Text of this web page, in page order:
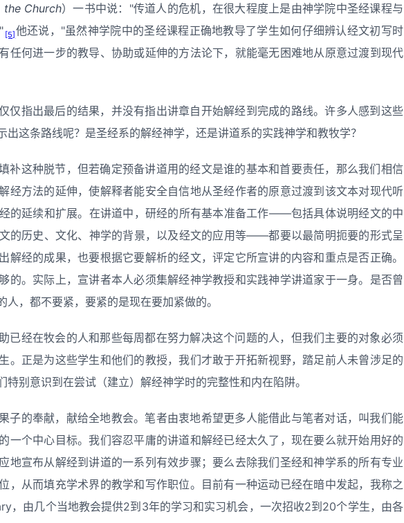
the Church）一书中说："传道人的危机，在很大程度上是由神学院中圣经课程与
[5] 他还说，"虽然神学院中的圣经课程正确地教导了学生如何仔细辨认经文初写时
任何进一步的教导、协助或延伸的方法论下，就能毫无困难地从原意过渡到现代
仅指出最后的结果，并没有指出讲章自开始解经到完成的路线。许多人感到这些
出这条路线呢？是圣经系的解经神学，还是讲道系的实践神学和教牧学？
补这种脱节，但若确定预备讲道用的经文是谁的基本和首要责任，那么我们相信
经方法的延伸，使解释者能安全自信地从圣经作者的原意过渡到该文本对现代听
的延续和扩展。在讲道中，研经的所有基本准备工作——包括具体说明经文的中
的历史、文化、神学的背景，以及经文的应用等——都要以最简明扼要的形式呈
解经的成果，也要根据它要解析的经文，评定它所宣讲的内容和重点是否正确。
的。实际上，宣讲者本人必须集解经神学教授和实践神学讲道家于一身。是否曾
，都不要紧，要紧的是现在要加紧做的。
已经在牧会的人和那些每周都在努力解决这个问题的人，但我们主要的对象必须
。正是为这些学生和他们的教授，我们才敢于开拓新视野，踏足前人未曾涉足的
别意识到在尝试（建立）解经神学时的完整性和内在陷阱。
子的奉献，献给全地教会。笔者由衷地希望更多人能借此与笔者对话，叫我们能
一个中心目标。我们容忍平庸的讲道和解经已经太久了，现在要么就开始用好的
地宣布从解经到讲道的一系列有效步骤；要么去除我们圣经和神学系的所有专业
，从而填充学术界的教学和写作职位。目前有一种运动已经在暗中发起，我称之
，由几个当地教会提供2到3年的学习和实习机会，一次招收2到20个学生，由各